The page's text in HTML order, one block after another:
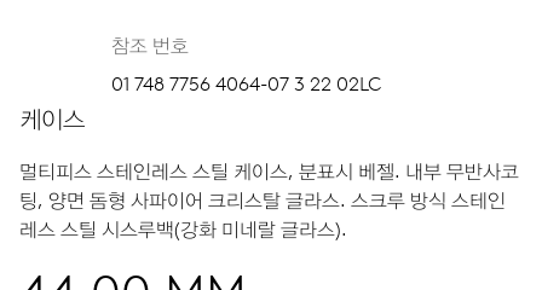
참조 번호
01 748 7756 4064-07 3 22 02LC
케이스
멀티피스 스테인레스 스틸 케이스, 분표시 베젤. 내부 무반사코
팅, 양면 돔형 사파이어 크리스탈 글라스. 스크루 방식 스테인
레스 스틸 시스루백(강화 미네랄 글라스).